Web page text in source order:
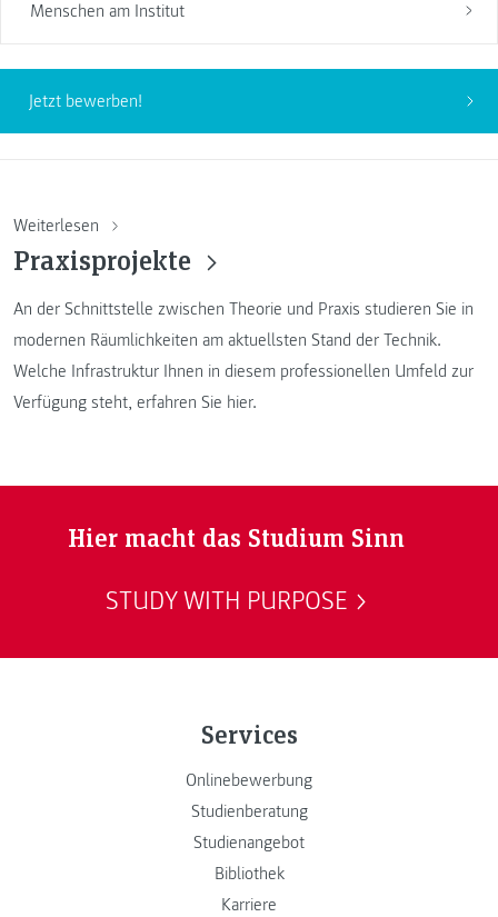
Menschen am Institut
Jetzt bewerben!
Weiterlesen
Praxisprojekte
An der Schnittstelle zwischen Theorie und Praxis studieren Sie in
modernen Räumlichkeiten am aktuellsten Stand der Technik.
Welche Infrastruktur Ihnen in diesem professionellen Umfeld zur
Verfügung steht, erfahren Sie hier.
Hier macht das Studium Sinn
STUDY WITH PURPOSE
Services
Onlinebewerbung
Studienberatung
Studienangebot
Bibliothek
Karriere